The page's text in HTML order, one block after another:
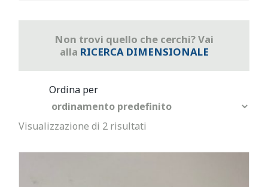
Non trovi quello che cerchi? Vai
alla RICERCA DIMENSIONALE
Visualizzazione di 2 risultati